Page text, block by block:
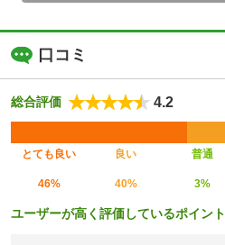
口コミ
総合評価 4.2
とても良い 良い 普通
46% 40% 3%
ユーザーが高く評価しているポイント